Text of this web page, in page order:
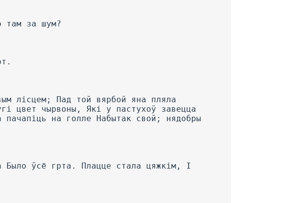
там за шум?
лісцем; Пад той вярбой яна пляла
цвет чырвоны, Які у пастухоў завецца
на голле Набытак свой; нядобры
Было ўсё грта. Плацце стала цяжкім, I